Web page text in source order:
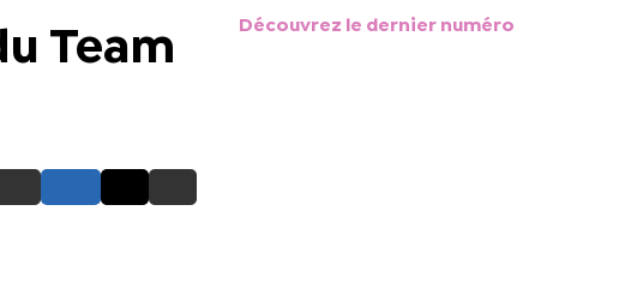
Team
Découvrez le dernier numéro